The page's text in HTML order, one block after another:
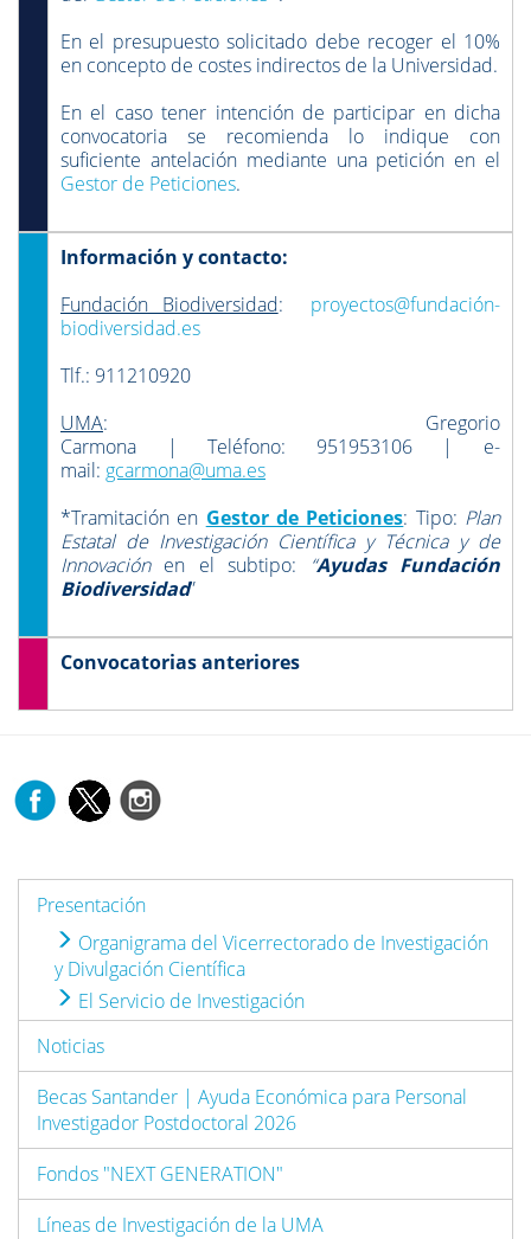
En el presupuesto solicitado debe recoger el 10%
en concepto de costes indirectos de la Universidad.
En el caso tener intención de participar en dicha
convocatoria se recomienda lo indique con
suficiente antelación mediante una petición en el
Gestor de Peticiones.
Información y contacto:
Fundación Biodiversidad: proyectos@fundación-
biodiversidad.es
Tlf.: 911210920
UMA: Gregorio
Carmona | Teléfono: 951953106 | e-
mail: gcarmona@uma.es
*Tramitación en Gestor de Peticiones: Tipo: Plan
Estatal de Investigación Científica y Técnica y de
Innovación en el subtipo: “Ayudas Fundación
Biodiversidad”
Convocatorias anteriores
Presentación
Organigrama del Vicerrectorado de Investigación
y Divulgación Científica
El Servicio de Investigación
Noticias
Becas Santander | Ayuda Económica para Personal
Investigador Postdoctoral 2026
Fondos "NEXT GENERATION"
Líneas de Investigación de la UMA